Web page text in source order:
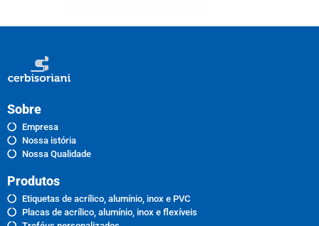
Sobre
Empresa
Nossa istória
Nossa Qualidade
Produtos
Etiquetas de acrílico, alumínio, inox e PVC
Placas de acrílico, alumínio, inox e flexíveis